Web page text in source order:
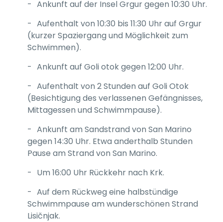
Ankunft auf der Insel Grgur gegen 10:30 Uhr.
Aufenthalt von 10:30 bis 11:30 Uhr auf Grgur
(kurzer Spaziergang und Möglichkeit zum
Schwimmen).
Ankunft auf Goli otok gegen 12:00 Uhr.
Aufenthalt von 2 Stunden auf Goli Otok
(Besichtigung des verlassenen Gefängnisses,
Mittagessen und Schwimmpause).
Ankunft am Sandstrand von San Marino
gegen 14:30 Uhr. Etwa anderthalb Stunden
Pause am Strand von San Marino.
Um 16:00 Uhr Rückkehr nach Krk.
Auf dem Rückweg eine halbstündige
Schwimmpause am wunderschönen Strand
Lisičnjak.